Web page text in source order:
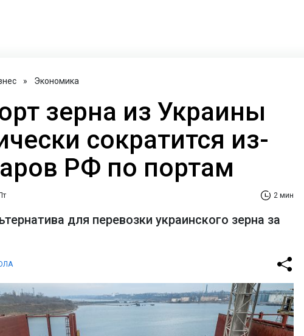
» Экономика
зерна из Украины
сократится из-
РФ по портам
2 мин
для перевозки украинского зерна за